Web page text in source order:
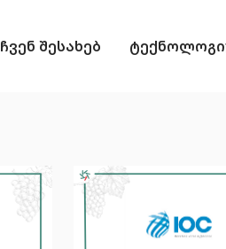
ჩვენ შესახებ